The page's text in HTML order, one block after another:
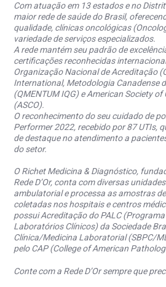
Com atuação em 13 estados e no
maior rede de saúde do Brasil,
qualidade, clínicas oncológicas
variedade de serviços especializados.
A rede mantém seu padrão de
certificações reconhecidas
Organização Nacional de Acreditação
International, Metodologia Canadense
(QMENTUM IQG) e American Society
(ASCO).
O reconhecimento do seu cuidado de
Performer 2022, recebido por 87 UTIs,
de destaque no atendimento a
do setor.
O Richet Medicina & Diagnóstico,
Rede D’Or, conta com diversas
ambulatorial e processa as amostras
coletadas nos hospitais e centros
possui Acreditação do PALC
Laboratórios Clínicos) da Sociedade
Clínica/Medicina Laboratorial (SBPC/
pelo CAP (College of American
Conte com a Rede D’Or sempre que